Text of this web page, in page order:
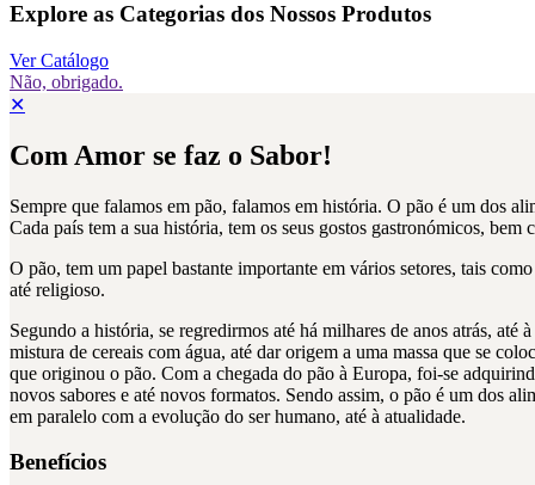
Explore as Categorias dos Nossos Produtos
Ver Catálogo
Não, obrigado.
✕
Com Amor se faz o Sabor!
Sempre que falamos em pão, falamos em história. O pão é um dos
Cada país tem a sua história, tem os seus gostos gastronómicos, bem
O pão, tem um papel bastante importante em vários setores, tais
até religioso.
Segundo a história, se regredirmos até há milhares de anos atrás, até
mistura de cereais com água, até dar origem a uma massa que se
que originou o pão. Com a chegada do pão à Europa, foi-se
novos sabores e até novos formatos. Sendo assim, o pão é um dos
em paralelo com a evolução do ser humano, até à atualidade.
Benefícios